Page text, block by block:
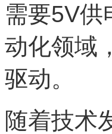
需要5V供
动化领域
驱动。
随着技术